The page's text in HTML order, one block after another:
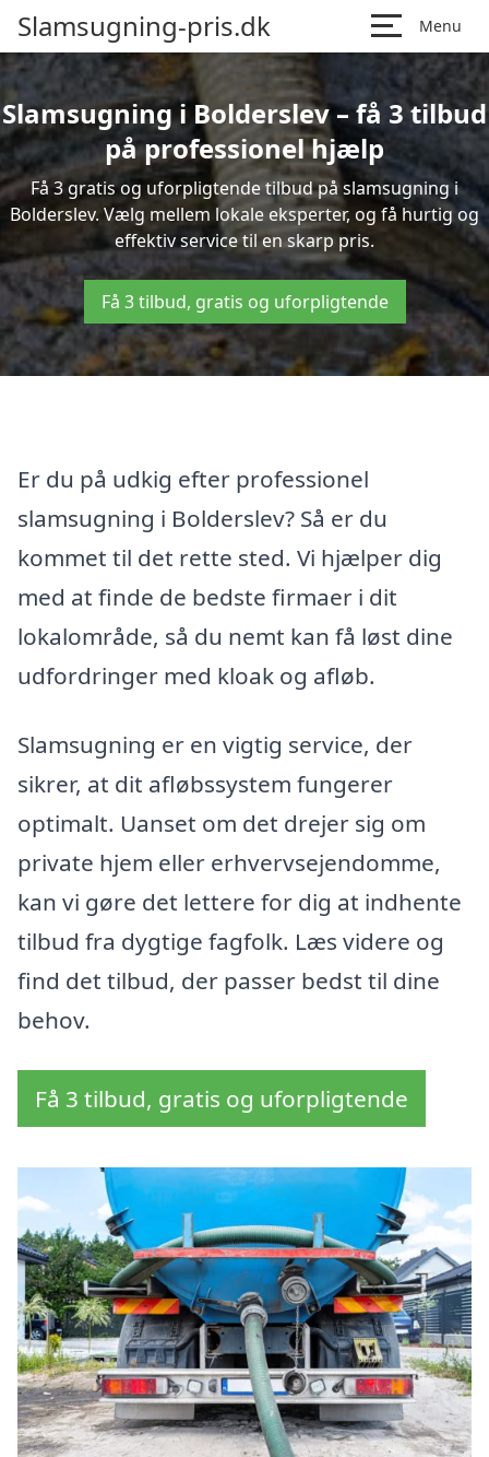
Slamsugning-pris.dk Menu
Slamsugning i Bolderslev – få 3 tilbud
på professionel hjælp
Få 3 gratis og uforpligtende tilbud på slamsugning i
Bolderslev. Vælg mellem lokale eksperter, og få hurtig og
effektiv service til en skarp pris.
Få 3 tilbud, gratis og uforpligtende
Er du på udkig efter professionel
slamsugning i Bolderslev? Så er du
kommet til det rette sted. Vi hjælper dig
med at finde de bedste firmaer i dit
lokalområde, så du nemt kan få løst dine
udfordringer med kloak og afløb.
Slamsugning er en vigtig service, der
sikrer, at dit afløbssystem fungerer
optimalt. Uanset om det drejer sig om
private hjem eller erhvervsejendomme,
kan vi gøre det lettere for dig at indhente
tilbud fra dygtige fagfolk. Læs videre og
find det tilbud, der passer bedst til dine
behov.
Få 3 tilbud, gratis og uforpligtende